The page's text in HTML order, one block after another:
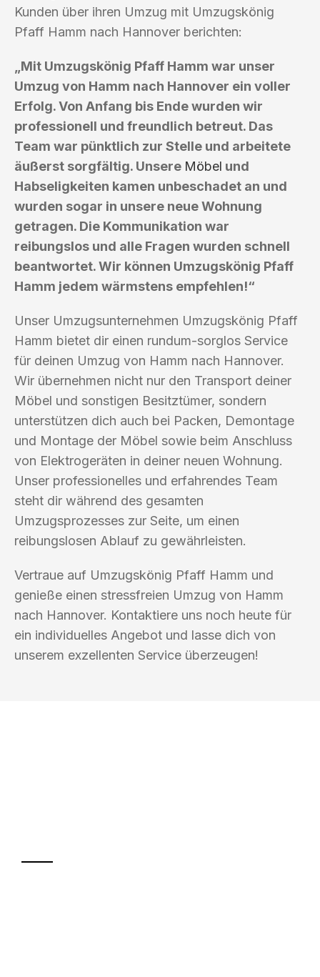
Kunden über ihren Umzug mit Umzugskönig
Pfaff Hamm nach Hannover berichten:
„Mit Umzugskönig Pfaff Hamm war unser
Umzug von Hamm nach Hannover ein voller
Erfolg. Von Anfang bis Ende wurden wir
professionell und freundlich betreut. Das
Team war pünktlich zur Stelle und arbeitete
äußerst sorgfältig. Unsere Möbel und
Habseligkeiten kamen unbeschadet an und
wurden sogar in unsere neue Wohnung
getragen. Die Kommunikation war
reibungslos und alle Fragen wurden schnell
beantwortet. Wir können Umzugskönig Pfaff
Hamm jedem wärmstens empfehlen!“
Unser Umzugsunternehmen Umzugskönig Pfaff
Hamm bietet dir einen rundum-sorglos Service
für deinen Umzug von Hamm nach Hannover.
Wir übernehmen nicht nur den Transport deiner
Möbel und sonstigen Besitztümer, sondern
unterstützen dich auch bei Packen, Demontage
und Montage der Möbel sowie beim Anschluss
von Elektrogeräten in deiner neuen Wohnung.
Unser professionelles und erfahrendes Team
steht dir während des gesamten
Umzugsprozesses zur Seite, um einen
reibungslosen Ablauf zu gewährleisten.
Vertraue auf Umzugskönig Pfaff Hamm und
genieße einen stressfreien Umzug von Hamm
nach Hannover. Kontaktiere uns noch heute für
ein individuelles Angebot und lasse dich von
unserem exzellenten Service überzeugen!